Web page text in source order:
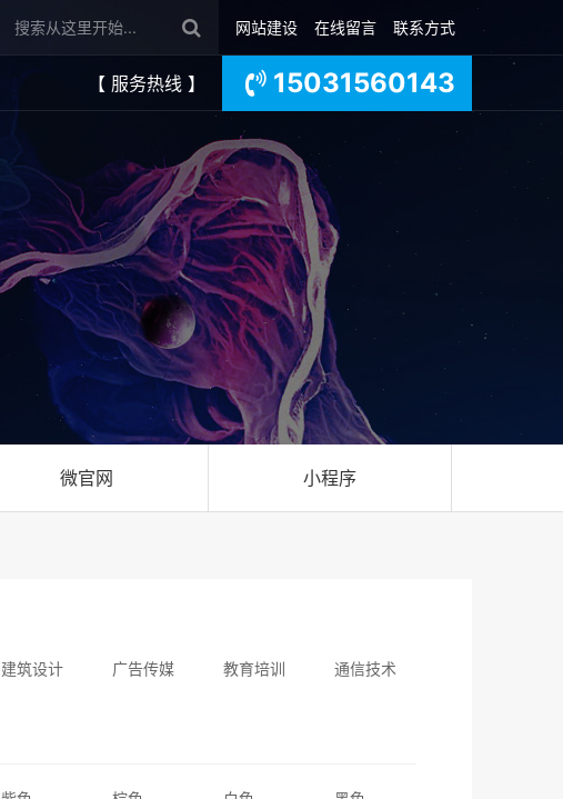
网站建设 在线留言 联系方式
【 服务热线 】 15031560143
微官网 小程序
建筑设计 广告传媒 教育培训 通信技术